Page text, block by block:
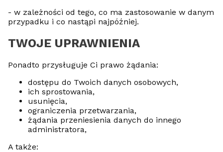
- w zależności od tego, co ma zastosowanie w danym
przypadku i co nastąpi najpóźniej.
TWOJE UPRAWNIENIA
Ponadto przysługuje Ci prawo żądania:
dostępu do Twoich danych osobowych,
ich sprostowania,
usunięcia,
ograniczenia przetwarzania,
żądania przeniesienia danych do innego
administratora,
A także: